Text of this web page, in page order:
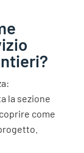
la sezione
come